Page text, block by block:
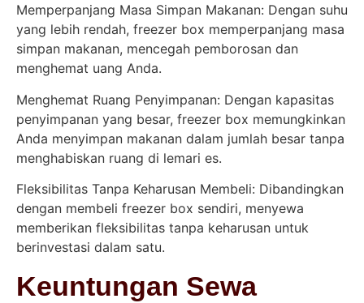
Memperpanjang Masa Simpan Makanan: Dengan suhu
yang lebih rendah, freezer box memperpanjang masa
simpan makanan, mencegah pemborosan dan
menghemat uang Anda.
Menghemat Ruang Penyimpanan: Dengan kapasitas
penyimpanan yang besar, freezer box memungkinkan
Anda menyimpan makanan dalam jumlah besar tanpa
menghabiskan ruang di lemari es.
Fleksibilitas Tanpa Keharusan Membeli: Dibandingkan
dengan membeli freezer box sendiri, menyewa
memberikan fleksibilitas tanpa keharusan untuk
berinvestasi dalam satu.
Keuntungan Sewa